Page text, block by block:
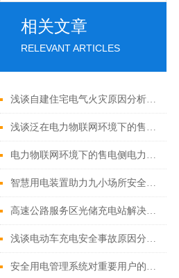
相关文章
RELEVANT ARTICLES
浅谈自建住宅电气火灾原因分析及预防策略
浅谈泛在电力物联网环境下的售电侧电力市场商业模式研究
电力物联网环境下的售电侧电力市场商业模式研究
智慧用电装置助力九小场所安全升级
高速公路服务区光储充电站解决方案
浅谈电动车充电安全事故原因分析与解决方案
安全用电管理系统对重要用户的安全管理